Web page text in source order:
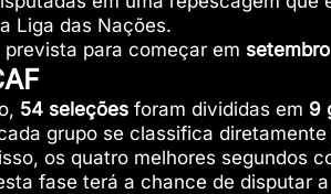
Liga das Nações.
para começar em
54 seleções foram divididas em 9
grupo se classifica
os quatro melhores segundos
fase terá a chance de disputar